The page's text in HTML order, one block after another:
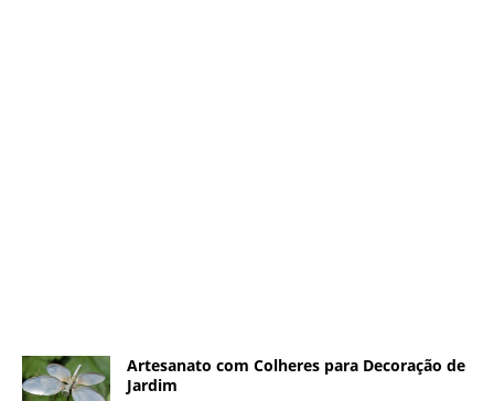
Artesanato com Colheres para Decoração de
Jardim